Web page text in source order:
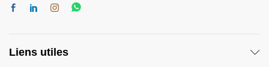
Liens utiles